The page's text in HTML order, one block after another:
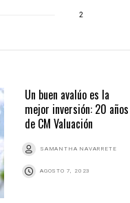
2
Un buen avalúo es la
mejor inversión: 20 años
de CM Valuación
SAMANTHA NAVARRETE
AGOSTO 7, 2023